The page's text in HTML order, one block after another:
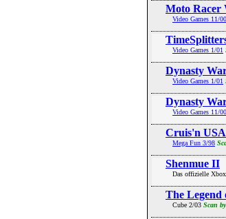
Moto Racer
Video Games 11/00
Video Games 1/01
Dynasty
Video Games 1/01
Dynasty
Video Games 11/00
Cruis'n USA
Mega Fun 3/98
Shenmue II
Das offizielle
The Legend
Cube 2/03 Scan